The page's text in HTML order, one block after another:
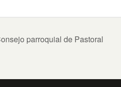
parroquial de Pastoral